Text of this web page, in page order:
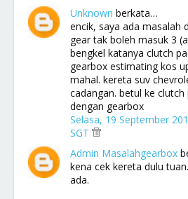
Unknown berkata…
encik, saya ada masalah
gear tak boleh masuk 3
bengkel katanya clutch
gearbox estimating kos
mahal. kereta suv
cadangan. betul ke
dengan gearbox
Selasa, 19 September
SGT
Admin Masalahgearbox
kena cek kereta dulu
ada.